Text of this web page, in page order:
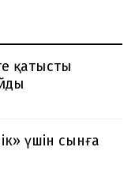
қатысты
үшін сынға